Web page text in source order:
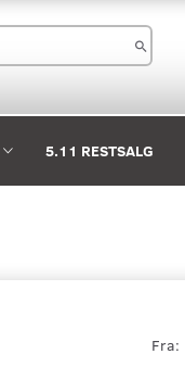
5.11 RESTSALG
Fra: